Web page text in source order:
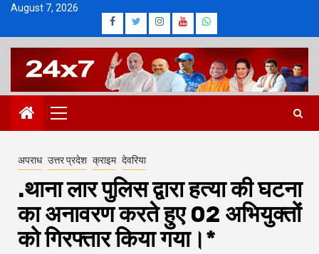
Skip
content
August 7, 2026
Facebook
Twitter
Instagram
Youtube
Whatsapp
Primary
Menu
अपराध उत्तर प्रदेश क्राइम देवरिया
.थाना लार पुलिस द्वारा हत्या की घटना
का अनावरण करते हुए 02 अभियुक्तों
को गिरफ्तार किया गया।*